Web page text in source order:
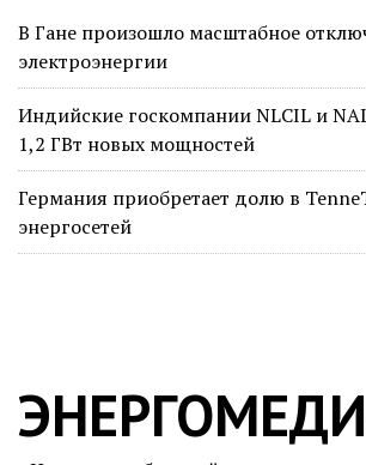
В Гане произошло масштабное
электроэнергии
Индийские госкомпании NLCIL и
1,2 ГВт новых мощностей
Германия приобретает долю в
энергосетей